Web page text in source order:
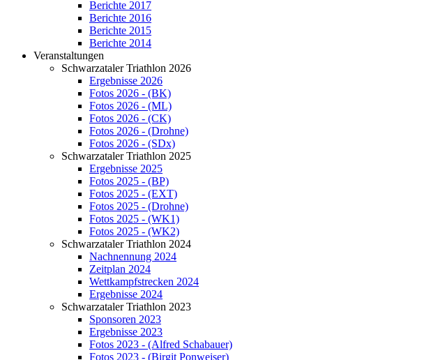
Berichte 2017
Berichte 2016
Berichte 2015
Berichte 2014
Veranstaltungen
Schwarzataler Triathlon 2026
Ergebnisse 2026
Fotos 2026 - (BK)
Fotos 2026 - (ML)
Fotos 2026 - (CK)
Fotos 2026 - (Drohne)
Fotos 2026 - (SDx)
Schwarzataler Triathlon 2025
Ergebnisse 2025
Fotos 2025 - (BP)
Fotos 2025 - (EXT)
Fotos 2025 - (Drohne)
Fotos 2025 - (WK1)
Fotos 2025 - (WK2)
Schwarzataler Triathlon 2024
Nachnennung 2024
Zeitplan 2024
Wettkampfstrecken 2024
Ergebnisse 2024
Schwarzataler Triathlon 2023
Sponsoren 2023
Ergebnisse 2023
Fotos 2023 - (Alfred Schabauer)
Fotos 2023 - (Birgit Ponweiser)